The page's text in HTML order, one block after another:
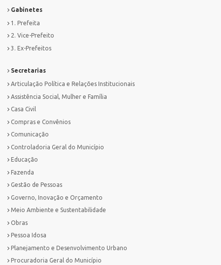
Gabinetes
1. Prefeita
2. Vice-Prefeito
3. Ex-Prefeitos
Secretarias
Articulação Política e Relações Institucionais
Assistência Social, Mulher e Família
Casa Civil
Compras e Convênios
Comunicação
Controladoria Geral do Município
Educação
Fazenda
Gestão de Pessoas
Governo, Inovação e Orçamento
Meio Ambiente e Sustentabilidade
Obras
Pessoa Idosa
Planejamento e Desenvolvimento Urbano
Procuradoria Geral do Município